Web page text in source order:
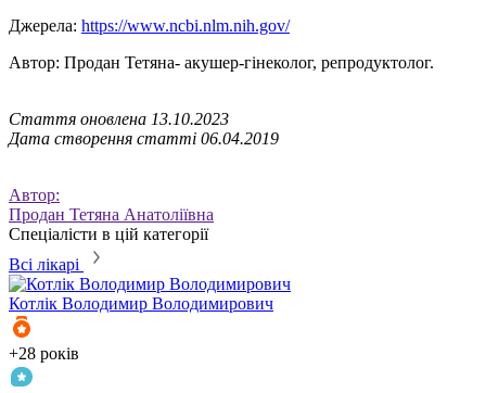
Джерела: https://www.ncbi.nlm.nih.gov/
Автор: Продан Тетяна- акушер-гінеколог, репродуктолог.
Стаття оновлена 13.10.2023
Дата створення статті 06.04.2019
Автор:
Продан Тетяна Анатоліївна
Спеціалісти в цій категорії
Всі лікарі
Котлік Володимир Володимирович
+28 років